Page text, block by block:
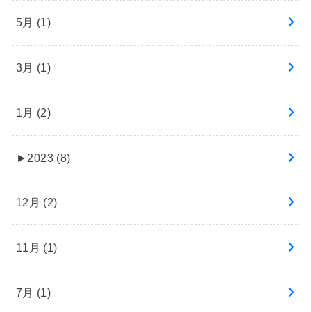
5月 (1)
3月 (1)
1月 (2)
► 2023 (8)
12月 (2)
11月 (1)
7月 (1)